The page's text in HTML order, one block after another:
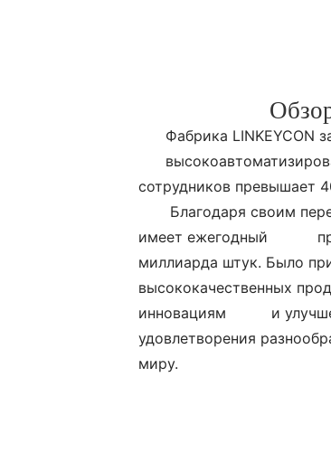
Фабрика LINKEYCON
сотрудников превышает
Благодаря своим
имеет ежегодный
миллиарда штук. Было
высококачественных
инновациям и
удовлетворения
миру.